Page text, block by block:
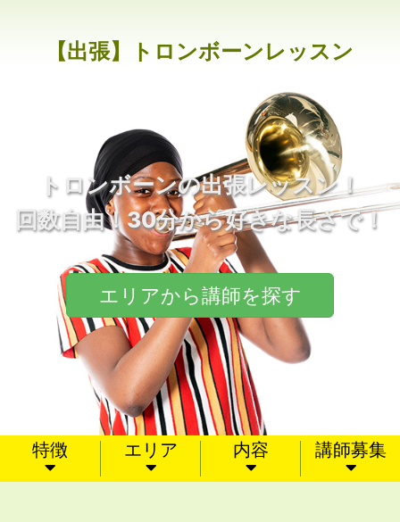
【出張】トロンボーンレッスン
トロンボーンの出張レッスン！
回数自由！30分から好きな長さで！
エリアから講師を探す
特徴 エリア 内容 講師募集